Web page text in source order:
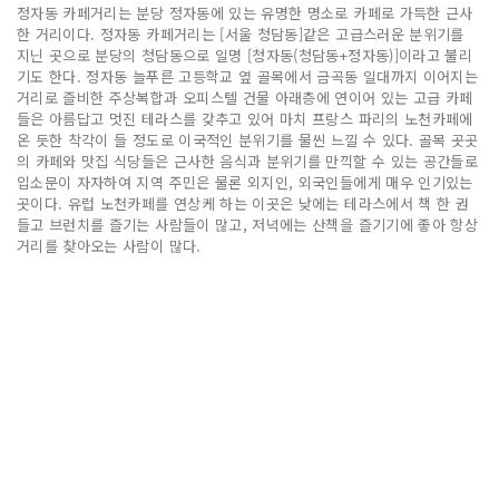
정자동 카페거리는 분당 정자동에 있는 유명한 명소로 카페로 가득한 근사
한 거리이다. 정자동 카페거리는 [서울 청담동]같은 고급스러운 분위기를
지닌 곳으로 분당의 청담동으로 일명 [청자동(청담동+정자동)]이라고 불리
기도 한다. 정자동 늘푸른 고등학교 옆 골목에서 금곡동 일대까지 이어지는
거리로 즐비한 주상복합과 오피스텔 건물 아래층에 연이어 있는 고급 카페
들은 아름답고 멋진 테라스를 갖추고 있어 마치 프랑스 파리의 노천카페에
온 듯한 착각이 들 정도로 이국적인 분위기를 물씬 느낄 수 있다. 골목 곳곳
의 카페와 맛집 식당들은 근사한 음식과 분위기를 만끽할 수 있는 공간들로
입소문이 자자하여 지역 주민은 물론 외지인, 외국인들에게 매우 인기있는
곳이다. 유럽 노천카페를 연상케 하는 이곳은 낮에는 테라스에서 책 한 권
들고 브런치를 즐기는 사람들이 많고, 저녁에는 산책을 즐기기에 좋아 항상
거리를 찾아오는 사람이 많다.